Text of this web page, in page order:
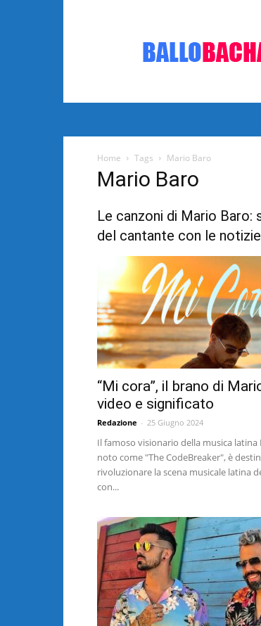
video
Home Tags Mario Baro
Mario Baro
Le canzoni di Mario
del cantante con le
“Mi cora”, il brano di
video e significato
Redazione - 25 Giugno 2024
Il famoso visionario della musica latina
noto come "The CodeBreaker", è
rivoluzionare la scena musicale latina
con...